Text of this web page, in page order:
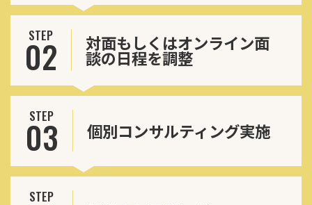
STEP
02 対面もしくはオンライン面
談の日程を調整
STEP
03 個別コンサルティング実施
STEP